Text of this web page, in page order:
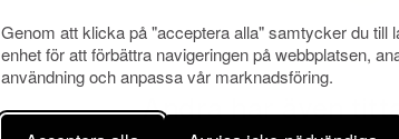
Genom att klicka på "acceptera alla" samtycker du till
enhet för att förbättra navigeringen på webbplatsen,
användning och anpassa vår marknadsföring.
Andra har även